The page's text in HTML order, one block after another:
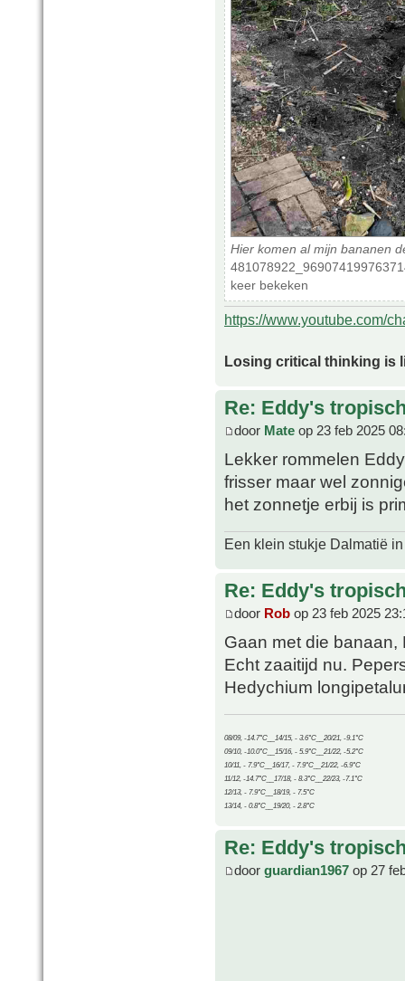
Hier komen al mijn bananen
keer bekeken
https://www.youtube.com/
Losing critical thinking is
Re: Eddy's
door Mate op 23 feb 2025
Lekker rommelen
frisser maar wel
het zonnetje erbij is
Een klein stukje Dalmatië
Re: Eddy's
door Rob op 23 feb 2025
Gaan met die banaan,
Echt zaaitijd nu.
Hedychium
08/09, -14.7°C__14/15, - 3.6°C__20/21, -9.1°C
09/10, -10.0°C__15/16, - 5.9°C__21/22, -5.2°C
10/11, - 7.9°C__16/17, - 7.9°C__21/22, -6.9°C
11/12, -14.7°C__17/18, - 8.3°C__22/23, -7.1°C
12/13, - 7.9°C__18/19, - 7.5°C
13/14, - 0.8°C__19/20, - 2.8°C
Re: Eddy's
door guardian1967 op 27